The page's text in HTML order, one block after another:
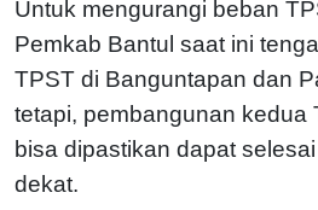
Untuk mengurangi beban
Pemkab Bantul saat ini
TPST di Banguntapan dan
tetapi, pembangunan kedua
bisa dipastikan dapat
dekat.